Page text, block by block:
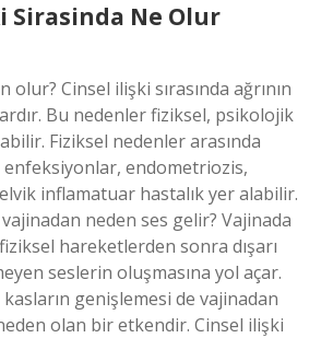
Sirasinda Ne Olur
olur? Cinsel ilişki sırasında ağrının
Bu nedenler fiziksel, psikolojik
Fiziksel nedenler arasında
endometriozis,
inflamatuar hastalık yer alabilir.
neden ses gelir? Vajinada
hareketlerden sonra dışarı
seslerin oluşmasına yol açar.
genişlemesi de vajinadan
olan bir etkendir. Cinsel ilişki